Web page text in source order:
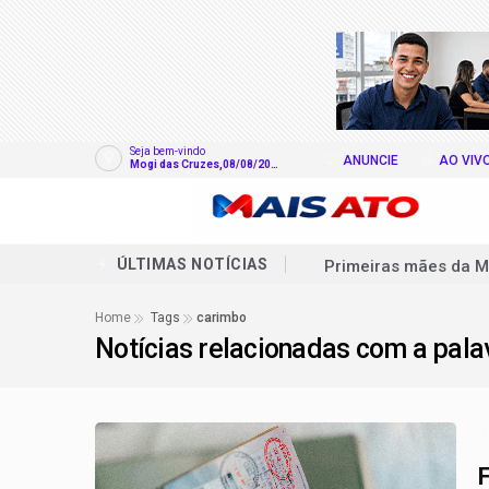
Seja bem-vindo
Mogi das Cruzes,08/08/202
ANUNCIE AO
ÚLTIMAS NOTÍCIAS
Primeiras mães da
Comissão pode
Projeto cria política
Projeto pune quem
Home Tags carimbo
Notícias relacionadas com a